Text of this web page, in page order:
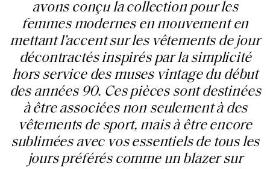
avons conçu la collection pour les
femmes modernes en mouvement en
mettant l’accent sur les vêtements de jour
décontractés inspirés par la simplicité
hors service des muses vintage du début
des années 90. Ces pièces sont destinées
à être associées non seulement à des
vêtements de sport, mais à être encore
sublimées avec vos essentiels de tous les
jours préférés comme un blazer sur